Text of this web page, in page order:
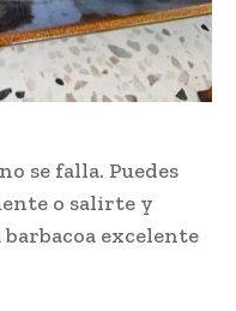
no se falla. Puedes
o salirte y
excelente